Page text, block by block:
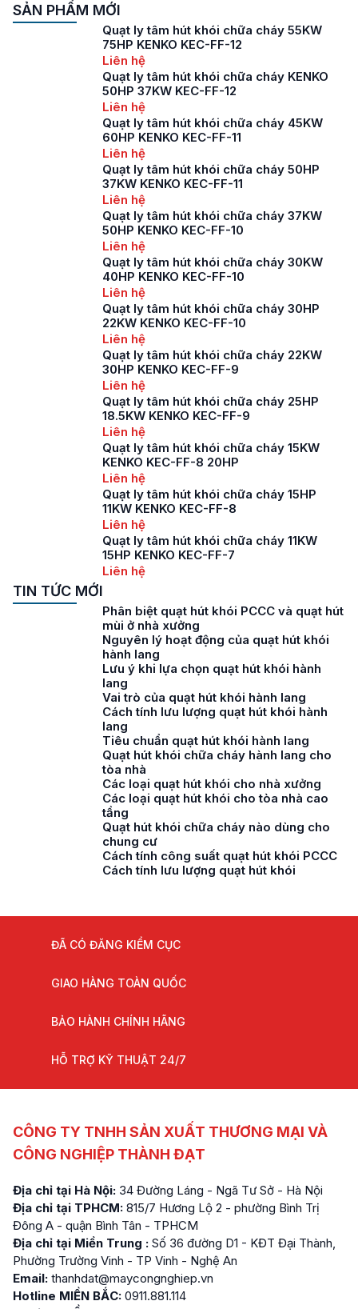
SẢN PHẨM MỚI
Quạt ly tâm hút khói chữa cháy 55KW
75HP KENKO KEC-FF-12
Liên hệ
Quạt ly tâm hút khói chữa cháy KENKO
50HP 37KW KEC-FF-12
Liên hệ
Quạt ly tâm hút khói chữa cháy 45KW
60HP KENKO KEC-FF-11
Liên hệ
Quạt ly tâm hút khói chữa cháy 50HP
37KW KENKO KEC-FF-11
Liên hệ
Quạt ly tâm hút khói chữa cháy 37KW
50HP KENKO KEC-FF-10
Liên hệ
Quạt ly tâm hút khói chữa cháy 30KW
40HP KENKO KEC-FF-10
Liên hệ
Quạt ly tâm hút khói chữa cháy 30HP
22KW KENKO KEC-FF-10
Liên hệ
Quạt ly tâm hút khói chữa cháy 22KW
30HP KENKO KEC-FF-9
Liên hệ
Quạt ly tâm hút khói chữa cháy 25HP
18.5KW KENKO KEC-FF-9
Liên hệ
Quạt ly tâm hút khói chữa cháy 15KW
KENKO KEC-FF-8 20HP
Liên hệ
Quạt ly tâm hút khói chữa cháy 15HP
11KW KENKO KEC-FF-8
Liên hệ
Quạt ly tâm hút khói chữa cháy 11KW
15HP KENKO KEC-FF-7
Liên hệ
TIN TỨC MỚI
Phân biệt quạt hút khói PCCC và quạt hút
mùi ở nhà xưởng
Nguyên lý hoạt động của quạt hút khói
hành lang
Lưu ý khi lựa chọn quạt hút khói hành
lang
Vai trò của quạt hút khói hành lang
Cách tính lưu lượng quạt hút khói hành
lang
Tiêu chuẩn quạt hút khói hành lang
Quạt hút khói chữa cháy hành lang cho
tòa nhà
Các loại quạt hút khói cho nhà xưởng
Các loại quạt hút khói cho tòa nhà cao
tầng
Quạt hút khói chữa cháy nào dùng cho
chung cư
Cách tính công suất quạt hút khói PCCC
Cách tính lưu lượng quạt hút khói
ĐÃ CÓ ĐĂNG KIỂM CỤC
GIAO HÀNG TOÀN QUỐC
BẢO HÀNH CHÍNH HÃNG
HỖ TRỢ KỸ THUẬT 24/7
CÔNG TY TNHH SẢN XUẤT THƯƠNG MẠI VÀ
CÔNG NGHIỆP THÀNH ĐẠT
Địa chỉ tại Hà Nội: 34 Đường Láng - Ngã Tư Sở - Hà Nội
Địa chỉ tại TPHCM: 815/7 Hương Lộ 2 - phường Bình Trị
Đông A - quận Bình Tân - TPHCM
Địa chỉ tại Miền Trung : Số 36 đường D1 - KĐT Đại Thành,
Phường Trường Vinh - TP Vinh - Nghệ An
Email: thanhdat@maycongnghiep.vn
Hotline MIỀN BẮC: 0911.881.114